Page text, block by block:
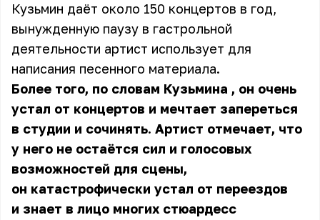
Кузьмин даёт около 150 концертов в год,
вынужденную паузу в гастрольной
деятельности артист использует для
написания песенного материала.
Более того, по словам Кузьмина , он очень
устал от концертов и мечтает запереться
в студии и сочинять. Артист отмечает, что
у него не остаётся сил и голосовых
возможностей для сцены,
он катастрофически устал от переездов
и знает в лицо многих стюардесс